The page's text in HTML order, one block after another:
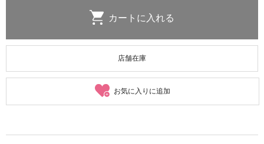
店舗在庫
お気に入りに追加